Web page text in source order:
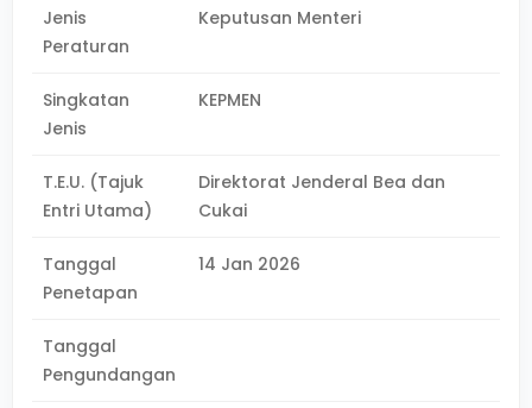
Jenis
Peraturan
Keputusan Menteri
Singkatan
Jenis
KEPMEN
T.E.U. (Tajuk
Entri Utama)
Direktorat Jenderal Bea dan
Cukai
Tanggal
Penetapan
14 Jan 2026
Tanggal
Pengundangan